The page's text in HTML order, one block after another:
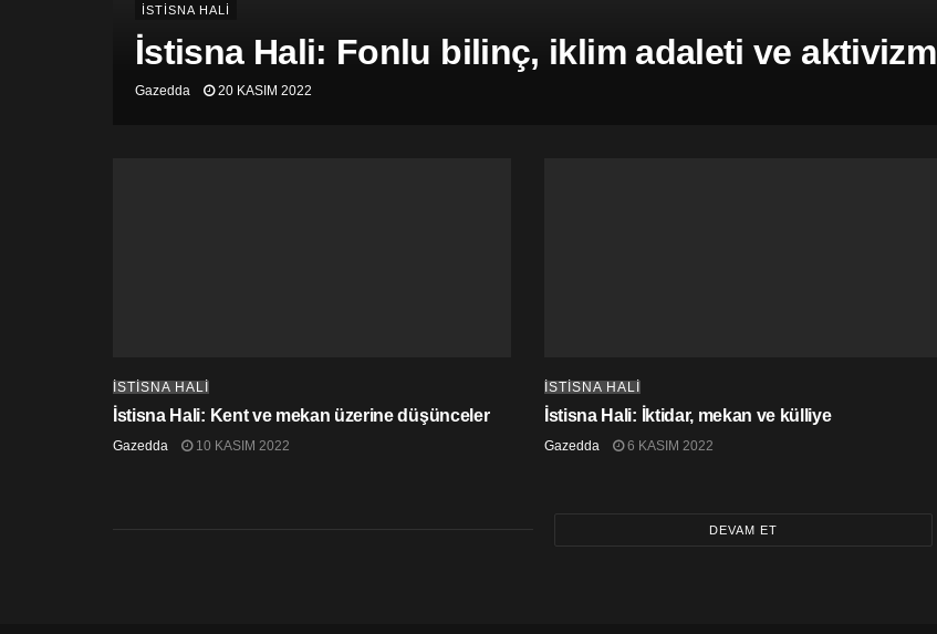
İSTİSNA HALİ
İstisna Hali: Fonlu bilinç, iklim adaleti ve aktivizm
Gazedda 20 KASIM 2022
İSTİSNA HALİ
İstisna Hali: Kent ve mekan üzerine düşünceler
Gazedda 10 KASIM 2022
İSTİSNA HALİ
İstisna Hali: İktidar, mekan ve külliye
Gazedda 6 KASIM 2022
DEVAM ET